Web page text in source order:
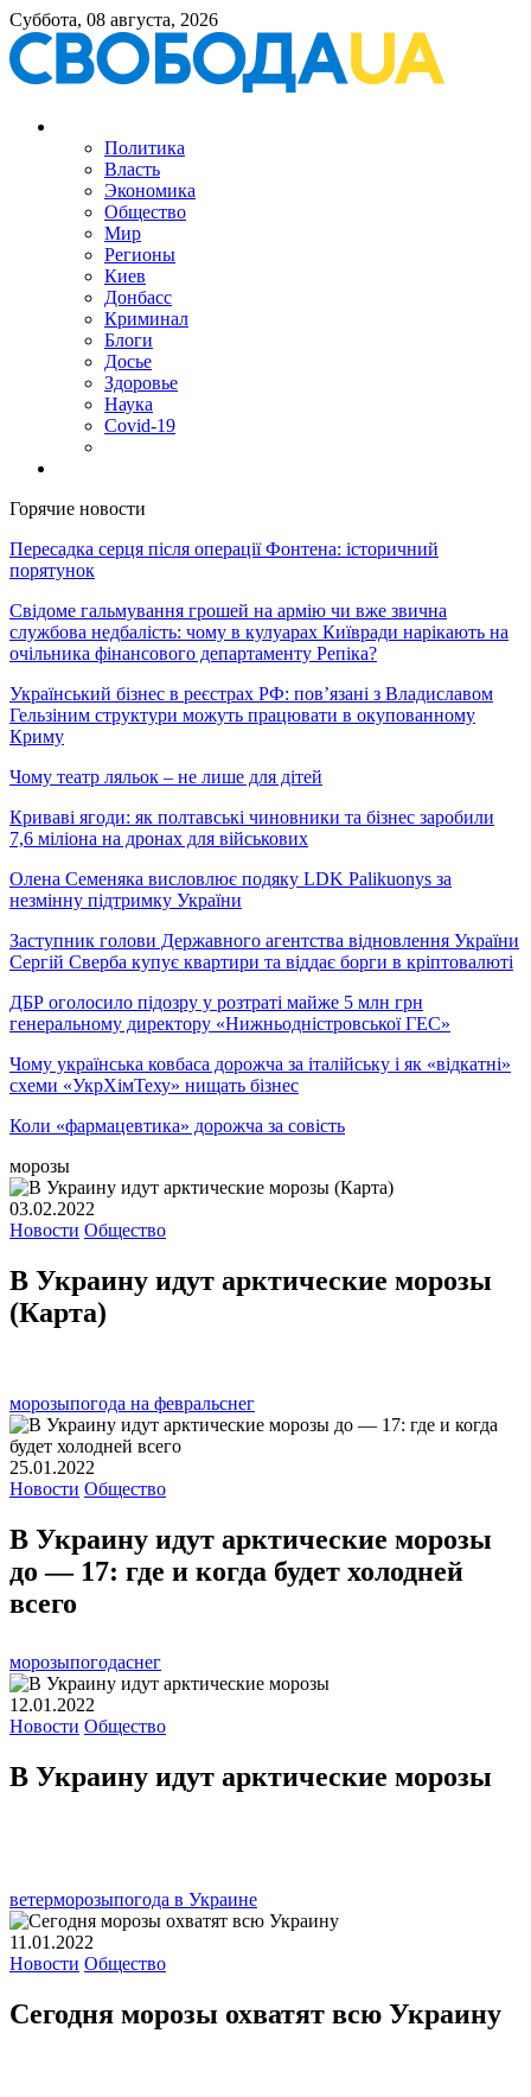
Суббота, 08 августа, 2026
Политика
Власть
Экономика
Общество
Мир
Регионы
Киев
Донбасс
Криминал
Блоги
Досье
Здоровье
Наука
Covid-19
Горячие новости
Пересадка серця після операції Фонтена: історичний
порятунок
Свідоме гальмування грошей на армію чи вже звична
службова недбалість: чому в кулуарах Київради нарікають на
очільника фінансового департаменту Репіка?
Український бізнес в реєстрах РФ: пов’язані з Владиславом
Гельзіним структури можуть працювати в окупованному
Криму
Чому театр ляльок – не лише для дітей
Криваві ягоди: як полтавські чиновники та бізнес заробили
7,6 міліона на дронах для військових
Олена Семеняка висловлює подяку LDK Palikuonys за
незмінну підтримку України
Заступник голови Державного агентства відновлення України
Сергій Сверба купує квартири та віддає борги в кріптовалюті
ДБР оголосило підозру у розтраті майже 5 млн грн
генеральному директору «Нижньодністровської ГЕС»
Чому українська ковбаса дорожча за італійську і як «відкатні»
схеми «УкрХімТеху» нищать бізнес
Коли «фармацевтика» дорожча за совість
морозы
03.02.2022
Новости Общество
В Украину идут арктические морозы
(Карта)
морозыпогода на февральснег
25.01.2022
Новости Общество
В Украину идут арктические морозы
до — 17: где и когда будет холодней
всего
морозыпогодаснег
12.01.2022
Новости Общество
В Украину идут арктические морозы
ветерморозыпогода в Украине
11.01.2022
Новости Общество
Сегодня морозы охватят всю Украину